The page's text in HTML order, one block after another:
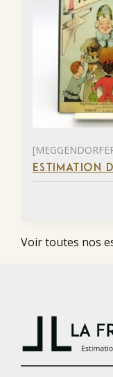
ESTIMATION
Voir toutes nos